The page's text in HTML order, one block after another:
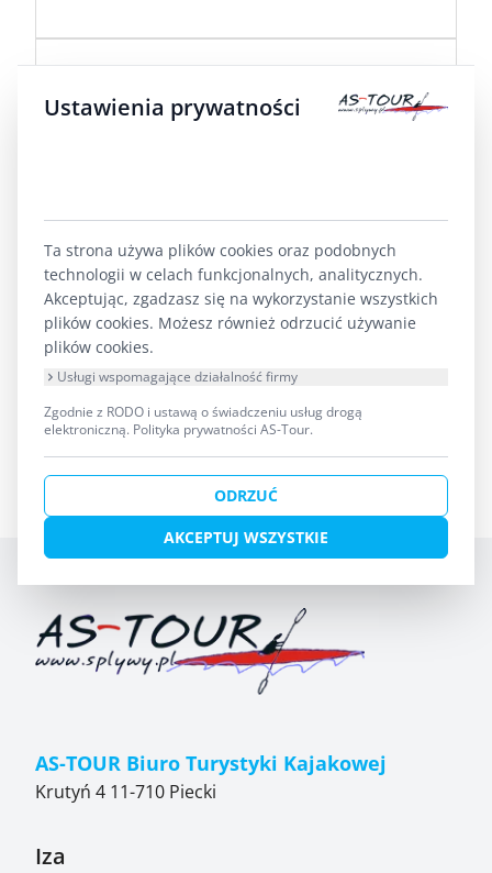
Ciekawe miejsca warte zobaczenia
Murowany klasztor starowierców
AS-TOUR Biuro Turystyki Kajakowej
Krutyń 4 11-710 Piecki
Iza
Ustawienia prywatności
Ta strona używa plików cookies oraz podobnych
technologii w celach funkcjonalnych, analitycznych.
Akceptując, zgadzasz się na wykorzystanie wszystkich
plików cookies. Możesz również odrzucić używanie
plików cookies.
Usługi wspomagające działalność firmy
Zgodnie z RODO i ustawą o świadczeniu usług drogą
elektroniczną. Polityka prywatności AS-Tour.
ODRZUĆ
AKCEPTUJ WSZYSTKIE